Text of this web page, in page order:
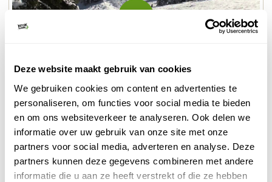
Deze website maakt gebruik van cookies
We gebruiken cookies om content en advertenties te
personaliseren, om functies voor social media te bieden
en om ons websiteverkeer te analyseren. Ook delen we
informatie over uw gebruik van onze site met onze
partners voor social media, adverteren en analyse. Deze
partners kunnen deze gegevens combineren met andere
informatie die u aan ze heeft verstrekt of die ze hebben
Wandeling tijdens de herfstvakantie in het Gauertal in de
Oostenrijkse Deelstaat Vorarlberg. Wandelen in de sneeuw
is bijzonder mooi, maar hou er rekening mee dat je ook
zonnig weer kunt hebben in de deze periode van het jaar.